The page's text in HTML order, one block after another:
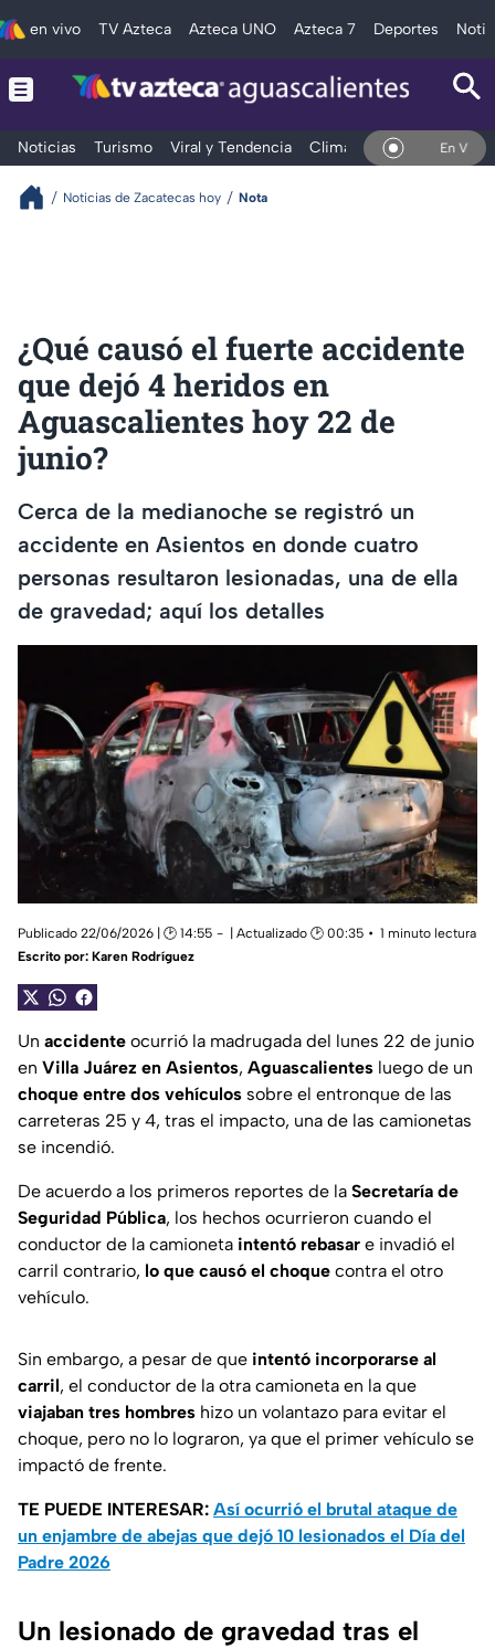
en vivo TV Azteca Azteca UNO Azteca 7 Deportes
Noticias Turismo Viral y Tendencia Clima Deportes En Vivo
Noticias de Zacatecas hoy Nota
¿Qué causó el fuerte accidente
que dejó 4 heridos en
Aguascalientes hoy 22 de
junio?
Cerca de la medianoche se registró un
accidente en Asientos en donde cuatro
personas resultaron lesionadas, una de ella
de gravedad; aquí los detalles
Publicado 22/06/2026 | 🕑 14:55 | Actualizado 🕑 00:35
1 minuto lectura
Escrito por: Karen Rodríguez
Un accidente ocurrió la madrugada del lunes 22 de junio
en Villa Juárez en Asientos, Aguascalientes luego de un
choque entre dos vehículos sobre el entronque de las
carreteras 25 y 4, tras el impacto, una de las camionetas
se incendió.
De acuerdo a los primeros reportes de la Secretaría de
Seguridad Pública, los hechos ocurrieron cuando el
conductor de la camioneta intentó rebasar e invadió el
carril contrario, lo que causó el choque contra el otro
vehículo.
Sin embargo, a pesar de que intentó incorporarse al
carril, el conductor de la otra camioneta en la que
viajaban tres hombres hizo un volantazo para evitar el
choque, pero no lo lograron, ya que el primer vehículo se
impactó de frente.
TE PUEDE INTERESAR: Así ocurrió el brutal ataque de
un enjambre de abejas que dejó 10 lesionados el Día del
Padre 2026
Un lesionado de gravedad tras el